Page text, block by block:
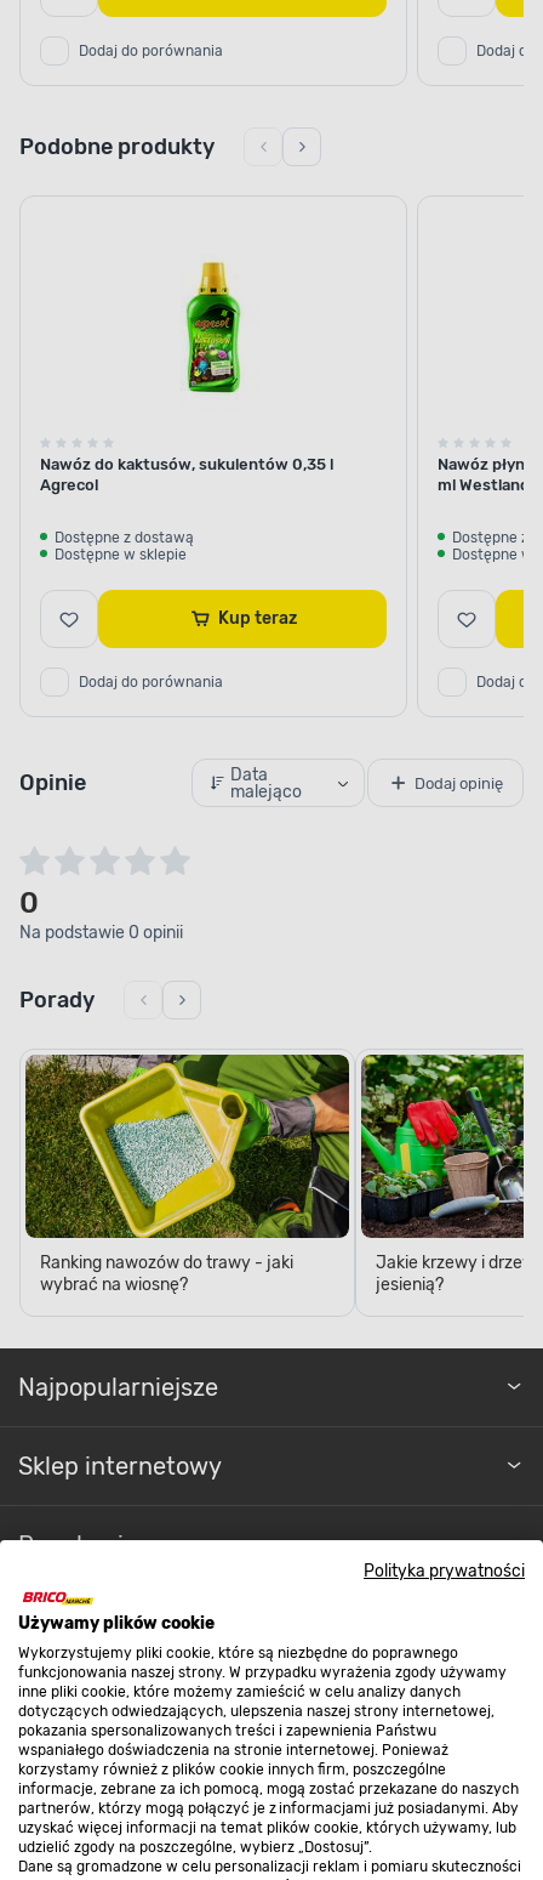
Polityka prywatności
Używamy plików cookie
Wykorzystujemy pliki cookie, które są niezbędne do poprawnego
funkcjonowania naszej strony. W przypadku wyrażenia zgody używamy
inne pliki cookie, które możemy zamieścić w celu analizy danych
dotyczących odwiedzających, ulepszenia naszej strony internetowej,
pokazania spersonalizowanych treści i zapewnienia Państwu
wspaniałego doświadczenia na stronie internetowej. Ponieważ
korzystamy również z plików cookie innych firm, poszczególne
informacje, zebrane za ich pomocą, mogą zostać przekazane do naszych
partnerów, którzy mogą połączyć je z informacjami już posiadanymi. Aby
uzyskać więcej informacji na temat plików cookie, których używamy, lub
udzielić zgody na poszczególne, wybierz „Dostosuj”.
Dane są gromadzone w celu personalizacji reklam i pomiaru skuteczności
Dodaj do porównania Dodaj do
Podobne produkty
Nawóz do kaktusów, sukulentów 0,35 l
Agrecol
Dostępne z dostawą
Dostępne w sklepie
Kup teraz
Dodaj do porównania
Nawóz
ml Westland
Dostępne z
Dostępne w
Dodaj do
Opinie
Data
malejąco
Dodaj opinię
0
Na podstawie 0 opinii
Porady
Ranking nawozów do trawy - jaki
wybrać na wiosnę?
Jakie krzewy i
jesienią?
Najpopularniejsze
Sklep internetowy
Regulaminy
Promocje
Nasze sklepy
O nas
Kontakt do sklepu